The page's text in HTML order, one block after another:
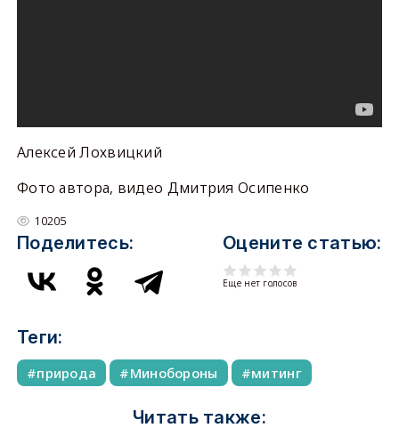
Алексей Лохвицкий
Фото автора, видео Дмитрия Осипенко
10205
Поделитесь: Оцените статью:
Еще нет голосов
Теги:
природа Минобороны митинг
Читать также: